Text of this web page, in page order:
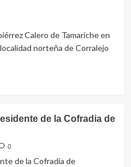
Calero de Tamariche en
norteña de Corralejo
de la Cofradia de
0
de la Cofradia de